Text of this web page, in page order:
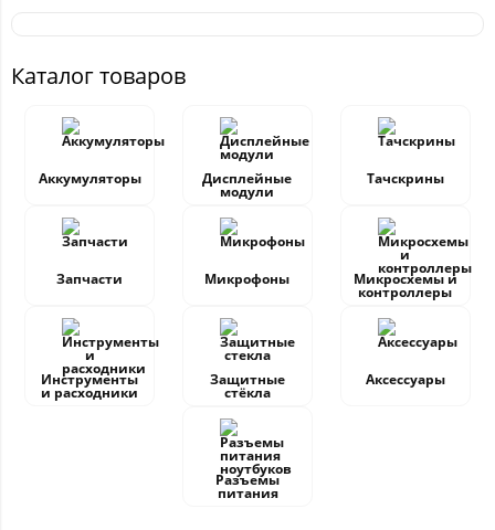
Каталог товаров
Аккумуляторы Дисплейные
модули
Тачскрины
Запчасти Микрофоны Микросхемы и
контроллеры
Инструменты
и расходники
Защитные
стёкла
Аксессуары
Разъемы
питания